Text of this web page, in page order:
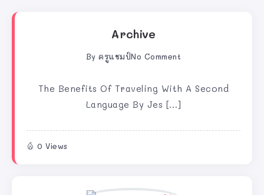
Archive
By ครูแชมป์No Comment
The Benefits Of Traveling With A Second
Language By Jes […]
0 Views